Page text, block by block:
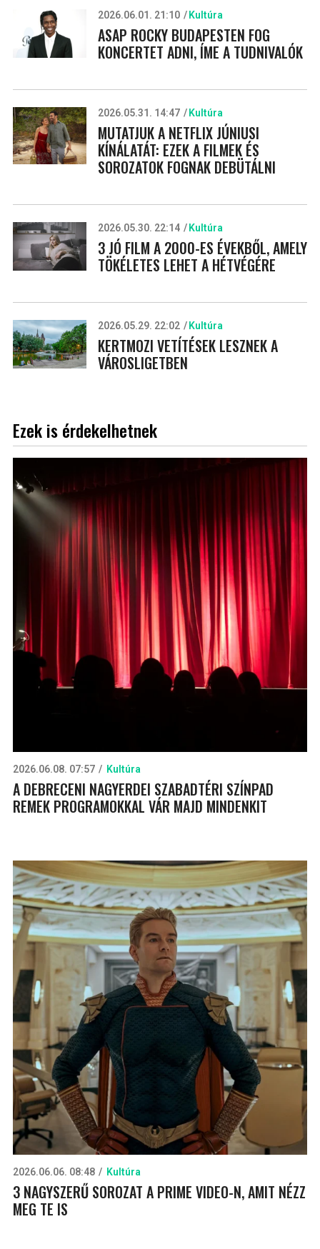
2026.06.01. 21:10 Kultúra
ASAP ROCKY BUDAPESTEN FOG
KONCERTET ADNI, ÍME A TUDNIVALÓK
2026.05.31. 14:47 Kultúra
MUTATJUK A NETFLIX JÚNIUSI
KÍNÁLATÁT: EZEK A FILMEK ÉS
SOROZATOK FOGNAK DEBÜTÁLNI
2026.05.30. 22:14 Kultúra
3 JÓ FILM A 2000-ES ÉVEKBŐL, AMELY
TÖKÉLETES LEHET A HÉTVÉGÉRE
2026.05.29. 22:02 Kultúra
KERTMOZI VETÍTÉSEK LESZNEK A
VÁROSLIGETBEN
Ezek is érdekelhetnek
2026.06.08. 07:57 Kultúra
A DEBRECENI NAGYERDEI SZABADTÉRI SZÍNPAD
REMEK PROGRAMOKKAL VÁR MAJD MINDENKIT
2026.06.06. 08:48 Kultúra
3 NAGYSZERŰ SOROZAT A PRIME VIDEO-N, AMIT NÉZZ
MEG TE IS